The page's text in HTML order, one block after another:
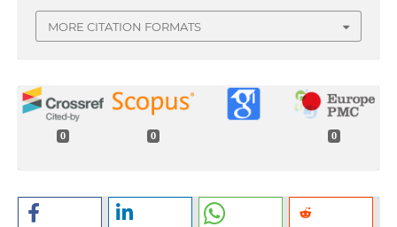
MORE CITATION FORMATS
0 0 0